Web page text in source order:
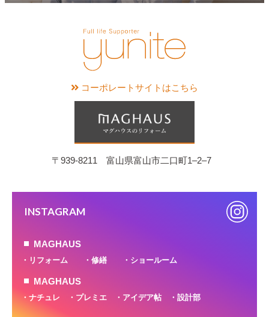
コーポレートサイトはこちら
〒939-8211 富山県富山市二口町1‒2‒7
INSTAGRAM
MAGHAUS
リフォーム 修繕 ショールーム
MAGHAUS
ナチュレ プレミエ アイデア帖 設計部